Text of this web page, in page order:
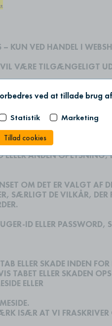
VED HANDEL I
VÆRE TILGÆNGELIGT
ÆNDRE ENHVER DEL
ELLER LÆNGERE
FOR AT KUNNE FÅ
VORES HJEMMESIDE
DISSE.
ANDEN OPLYSNING,
OM DET ER VALGT AF
SÆRLIGT DE VILKÅR,
ID ELLER
ELLER SKADE INDEN
TABET ELLER SKADEN
ELLER
ISÆR AT VI FRASKRIVER
ved at tillade brug
Statistik Marketing
Tillad cookies